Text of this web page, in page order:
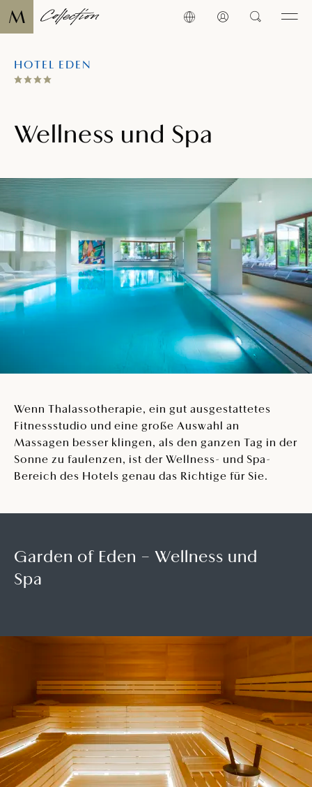
HOTEL EDEN
Wellness und Spa
Wenn Thalassotherapie, ein gut ausgestattetes
Fitnessstudio und eine große Auswahl an
Massagen besser klingen, als den ganzen Tag in der
Sonne zu faulenzen, ist der Wellness- und Spa-
Bereich des Hotels genau das Richtige für Sie.
Garden of Eden – Wellness und
Spa